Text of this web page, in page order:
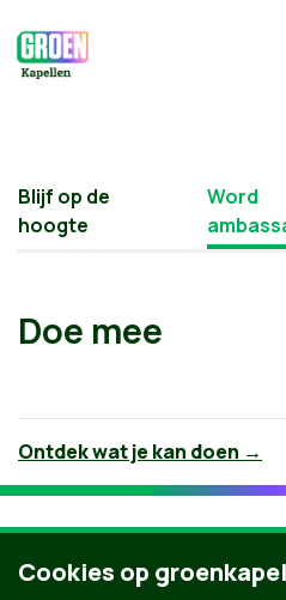
Blijf op de
hoogte
Word
Doe mee
Ontdek wat je kan doen →
Cookies op